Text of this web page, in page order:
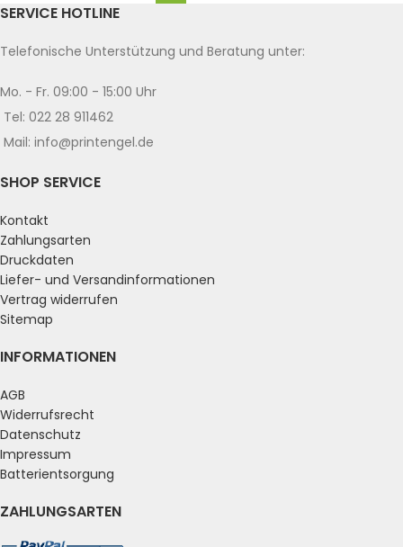
SERVICE HOTLINE
Telefonische Unterstützung und Beratung unter:
Mo. - Fr. 09:00 - 15:00 Uhr
Tel: 022 28 911462
Mail: info@printengel.de
SHOP SERVICE
Kontakt
Zahlungsarten
Druckdaten
Liefer- und Versandinformationen
Vertrag widerrufen
Sitemap
INFORMATIONEN
AGB
Widerrufsrecht
Datenschutz
Impressum
Batterientsorgung
ZAHLUNGSARTEN